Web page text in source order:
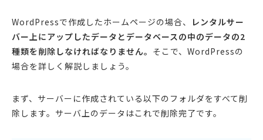
WordPressで作成したホームページの場合、
レンタルサー
バー上にアップしたデータとデータベースの中のデータの2
種類を削除しなければなりません。 そこで、WordPressの
場合を詳しく解説しましょう。
まず、サーバーに作成されている以下のフォルダをすべて削
除します。サーバ上のデータはこれで削除完了です。